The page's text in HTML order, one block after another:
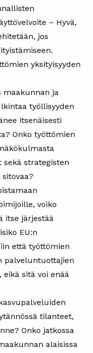
– Hyvä,
jos
yksityisyyden
maakunnan ja
työllisyyden
itsenäisesti
Onko työttömien
strategisten
voiko
itse järjestää
EU:n
että työttömien
palveluntuottajien
sitä voi enää
tilanteet,
Onko jatkossa
alaisissa